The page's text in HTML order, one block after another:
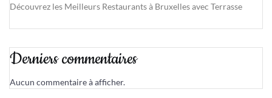
Découvrez les Meilleurs Restaurants à Bruxelles avec Terrasse
Derniers commentaires
Aucun commentaire à afficher.